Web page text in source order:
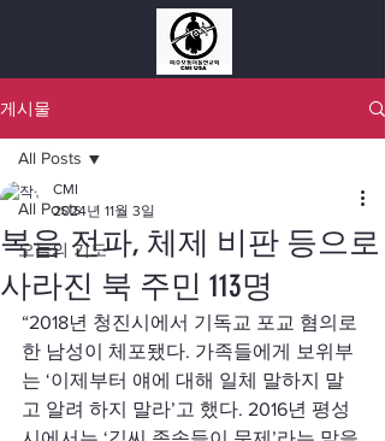
게시물
All Posts
오늘의 기도
All Posts
복음 전파, 체제 비판 등으로
사라진 북 주민 113명
CMI
2024년 11월 3일
“2018년 청진시에서 기독교 포교 혐의로
한 남성이 체포됐다. 가족들에게 보위부
는 ‘이제부터 얘에 대해 일체 말하지 말
고 알려 하지 말라’고 했다. 2016년 평성